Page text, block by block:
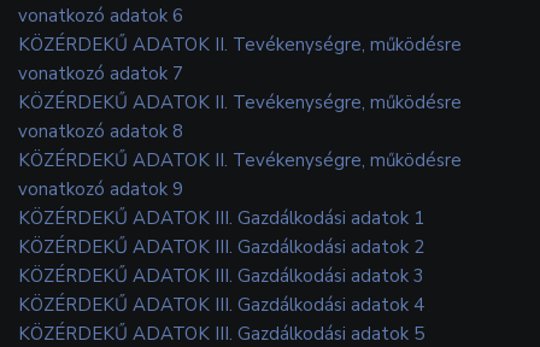
vonatkozó adatok 6
KÖZÉRDEKŰ ADATOK II. Tevékenységre, működésre
vonatkozó adatok 7
KÖZÉRDEKŰ ADATOK II. Tevékenységre, működésre
vonatkozó adatok 8
KÖZÉRDEKŰ ADATOK II. Tevékenységre, működésre
vonatkozó adatok 9
KÖZÉRDEKŰ ADATOK III. Gazdálkodási adatok 1
KÖZÉRDEKŰ ADATOK III. Gazdálkodási adatok 2
KÖZÉRDEKŰ ADATOK III. Gazdálkodási adatok 3
KÖZÉRDEKŰ ADATOK III. Gazdálkodási adatok 4
KÖZÉRDEKŰ ADATOK III. Gazdálkodási adatok 5